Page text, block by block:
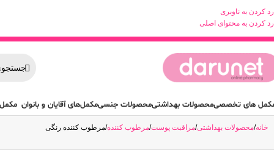
رد کردن به ناوبری
رد کردن به محتوای اصلی
های تخصصیمحصولات بهداشتیمحصولات جنسیمکمل‌های آقایان و بانوان
خانه محصولات بهداشتی مراقبت پوست مرطوب کننده مرطوب کننده رنگی